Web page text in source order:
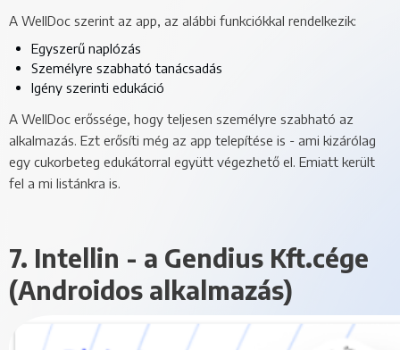
A WellDoc szerint az app, az alábbi funkciókkal rendelkezik:
Egyszerű naplózás
Személyre szabható tanácsadás
Igény szerinti edukáció
A WellDoc erőssége, hogy teljesen személyre szabható az
alkalmazás. Ezt erősíti még az app telepítése is - ami kizárólag
egy cukorbeteg edukátorral együtt végezhető el. Emiatt került
fel a mi listánkra is.
7. Intellin - a Gendius Kft.cége
(Androidos alkalmazás)